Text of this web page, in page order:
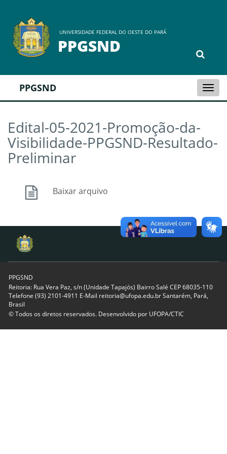
UNIVERSIDADE FEDERAL DO OESTE DO PARÁ
PPGSND
PPGSND
Edital-05-2021-Promoção-da-
Visibilidade-PPGSND-Resultado-
Preliminar
Baixar arquivo
PPGSND
Reitoria: Rua Vera Paz, s/n (Unidade Tapajós) Bairro Salé CEP 68035-110
Telefone (93) 2101-4911 E-Mail reitoria@ufopa.edu.br Santarém, Pará,
Brasil
© Todos os diretos reservados. Desenvolvido por UFOPA/CTIC